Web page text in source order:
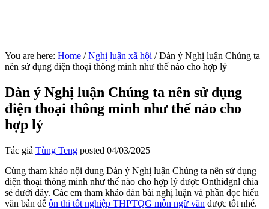
You are here: Home / Nghị luận xã hội /Dàn ý Nghị luận Chúng ta
nên sử dụng điện thoại thông minh như thế nào cho hợp lý
Dàn ý Nghị luận Chúng ta nên sử dụng
điện thoại thông minh như thế nào cho
hợp lý
Tác giả Tùng Teng posted 04/03/2025
Cùng tham khảo nội dung Dàn ý Nghị luận Chúng ta nên sử dụng
điện thoại thông minh như thế nào cho hợp lý được Onthidgnl chia
sẻ dưới đây. Các em tham khảo dàn bài nghị luận và phần đọc hiểu
văn bản để ôn thi tốt nghiệp THPTQG môn ngữ văn được tốt nhé.